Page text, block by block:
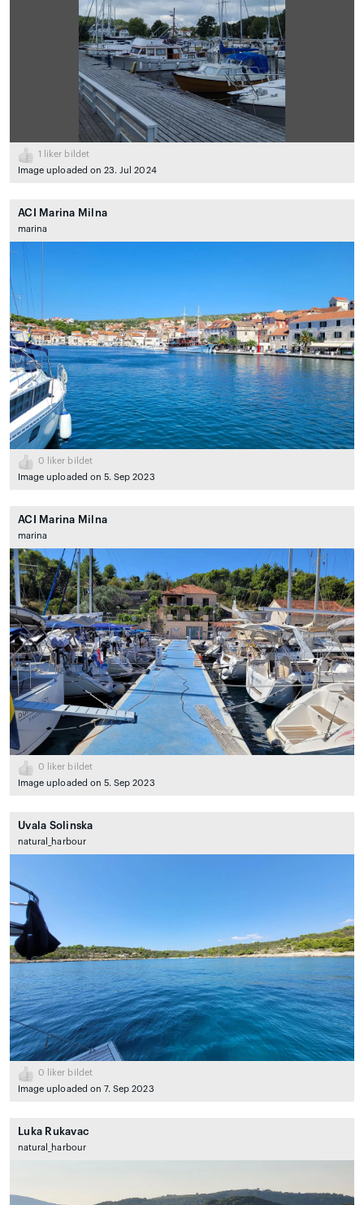
1
liker bildet
Image uploaded on 23. Jul 2024
ACI Marina Milna
marina
0 liker bildet
Image uploaded on 5. Sep 2023
ACI Marina Milna
marina
0 liker bildet
Image uploaded on 5. Sep 2023
Uvala Solinska
natural_harbour
0 liker bildet
Image uploaded on 7. Sep 2023
Luka Rukavac
natural_harbour